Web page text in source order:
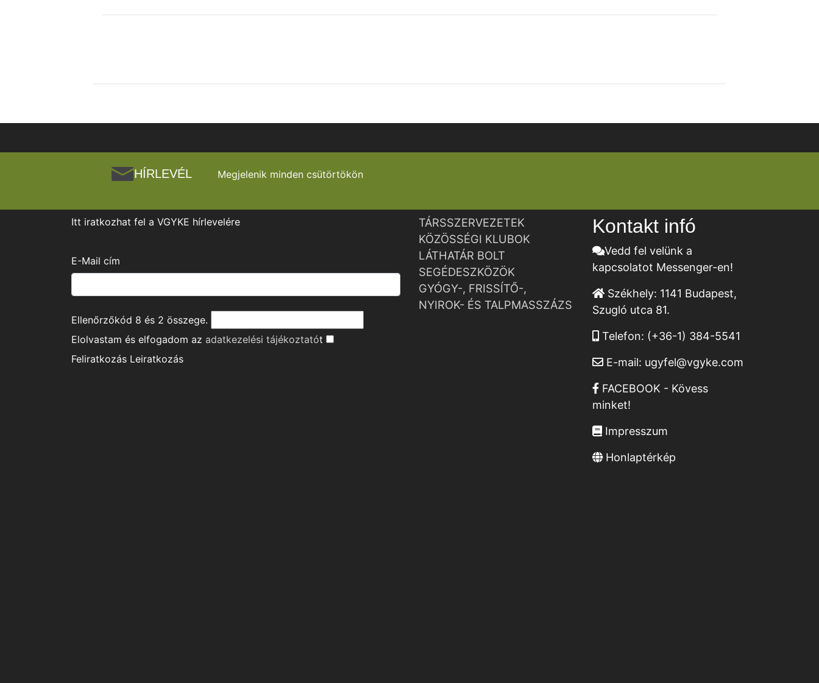
HÍRLEVÉL Megjelenik minden csütörtökön
Itt iratkozhat fel a VGYKE hírlevelére
E-Mail cím
Ellenőrzőkód 8 és 2 összege.
Elolvastam és elfogadom az adatkezelési tájékoztatót
Feliratkozás Leiratkozás
TÁRSSZERVEZETEK
KÖZÖSSÉGI KLUBOK
LÁTHATÁR BOLT
SEGÉDESZKÖZÖK
GYÓGY-, FRISSÍTŐ-,
NYIROK- ÉS TALPMASSZÁZS
Kontakt infó
Vedd fel velünk a
kapcsolatot Messenger-en!
Székhely: 1141 Budapest,
Szugló utca 81.
Telefon: (+36-1) 384-5541
E-mail: ugyfel@vgyke.com
FACEBOOK - Kövess
minket!
Impresszum
Honlaptérkép